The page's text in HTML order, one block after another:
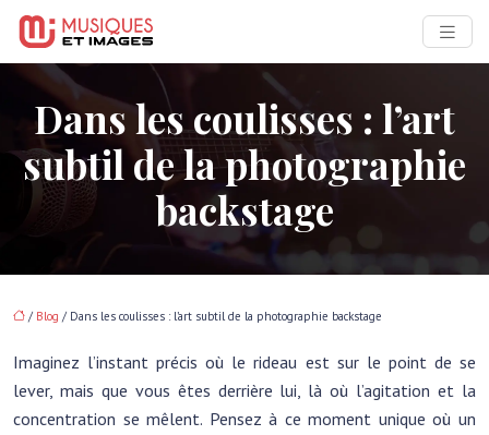
Dans les coulisses : l’art
subtil de la photographie
backstage
/ Blog / Dans les coulisses : l’art subtil de la photographie backstage
Imaginez l’instant précis où le rideau est sur le point de se
lever, mais que vous êtes derrière lui, là où l’agitation et la
concentration se mêlent. Pensez à ce moment unique où un